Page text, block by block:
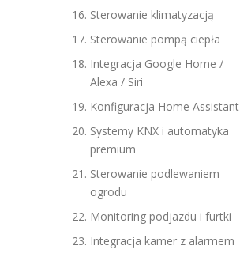
Sterowanie klimatyzacją
Sterowanie pompą ciepła
Integracja Google Home /
Alexa / Siri
Konfiguracja Home Assistant
Systemy KNX i automatyka
premium
Sterowanie podlewaniem
ogrodu
Monitoring podjazdu i furtki
Integracja kamer z alarmem